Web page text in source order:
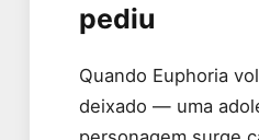
pediu
Quando Euphoria
deixado — uma